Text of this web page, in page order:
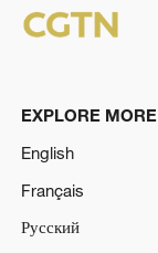
EXPLORE MORE
English
Français
Русский